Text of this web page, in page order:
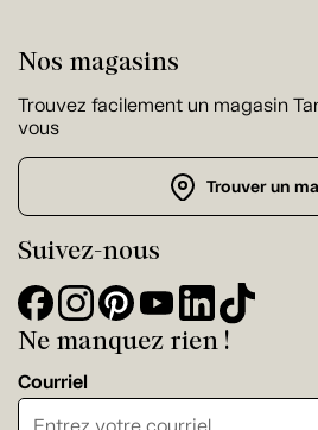
Nos magasins
Trouvez facilement un magasin
vous
Trouver un
Suivez-nous
Ne manquez rien !
Courriel